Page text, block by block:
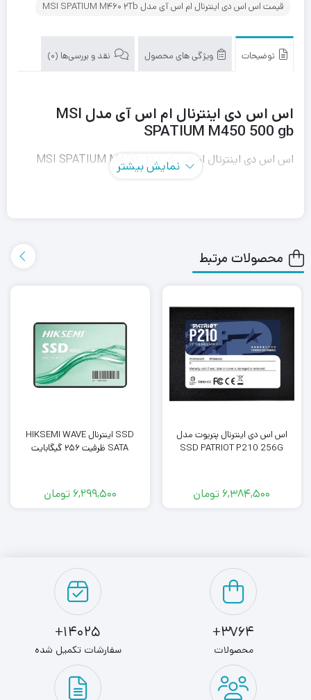
قیمت اس اس دی اینترنال ام اس آی مدل MSI SPATIUM M460 2Tb
توضیحات ویژگی های محصول نقد و بررسی‌ها (0)
اس اس دی اینترنال ام اس آی مدل MSI
SPATIUM M450 500 gb
اس اس دی اینترنال ام اس آی مدل MSI SPATIUM M450
مگابایت بر ثانیه را به کاربر بدهد که این ارقام 2 برابر بیشتر از اس
تمام اجزای این SSD NVMe توسط ام اس آی برای کارایی
ماندگار ساخته شده است. و اما بریم سراغ بررسی شگفت
انگیزترین محصول سامسونگ ، اس اس دی اینترنال ام اس آی
جالب این اس اس دی که همان بخش شگفت انگیز محسوب
است.
را به صورت ثابت در بازی ها یا انتقال فایل های سنگین
استفاده کنید.
اس اس دی اینترنال ام اس آی مدل MSI SPATIUM M450
500 gb با استفاده از جدید ترین تکنولوژی سیستم افزار و
کنترل کننده V-NAND میتواند فایل های شما را تا طولانی مدت
نمایش بیشتر
محصولات مرتبط
اس اس دی اینترنال پتریوت مدل
SSD PATRIOT P210 256G
6,384,500 تومان
SSD اینترنال HIKSEMI WAVE
SATA ظرفیت ۲۵۶ گیگابایت
6,299,500 تومان
3764+
محصولات
14025+
سفارشات تکمیل شده